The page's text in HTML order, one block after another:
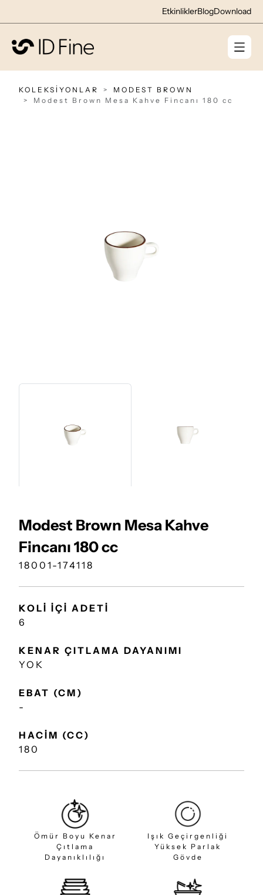
EtkinliklerBlogDownload
KOLEKSİYONLAR
MODEST BROWN
Modest Brown Mesa Kahve Fincanı 180 cc
Modest Brown Mesa Kahve
Fincanı 180 cc
18001-174118
KOLİ İÇİ ADETİ
6
KENAR ÇITLAMA DAYANIMI
YOK
EBAT (CM)
-
HACİM (CC)
180
Ömür Boyu Kenar
Çıtlama
Dayanıklılığı
Işık Geçirgenliği
Yüksek Parlak
Gövde